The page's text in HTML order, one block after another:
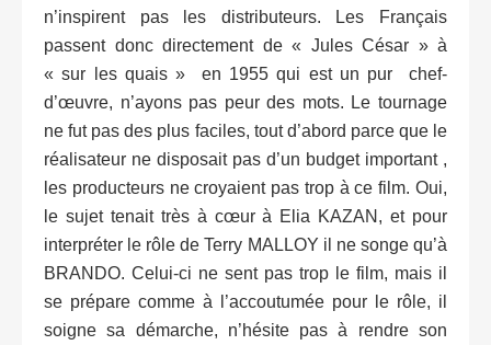
n’inspirent pas les distributeurs. Les Français
passent donc directement de « Jules César » à
« sur les quais » en 1955 qui est un pur chef-
d’œuvre, n’ayons pas peur des mots. Le tournage
ne fut pas des plus faciles, tout d’abord parce que le
réalisateur ne disposait pas d’un budget important ,
les producteurs ne croyaient pas trop à ce film. Oui,
le sujet tenait très à cœur à Elia KAZAN, et pour
interpréter le rôle de Terry MALLOY il ne songe qu’à
BRANDO. Celui-ci ne sent pas trop le film, mais il
se prépare comme à l’accoutumée pour le rôle, il
soigne sa démarche, n’hésite pas à rendre son